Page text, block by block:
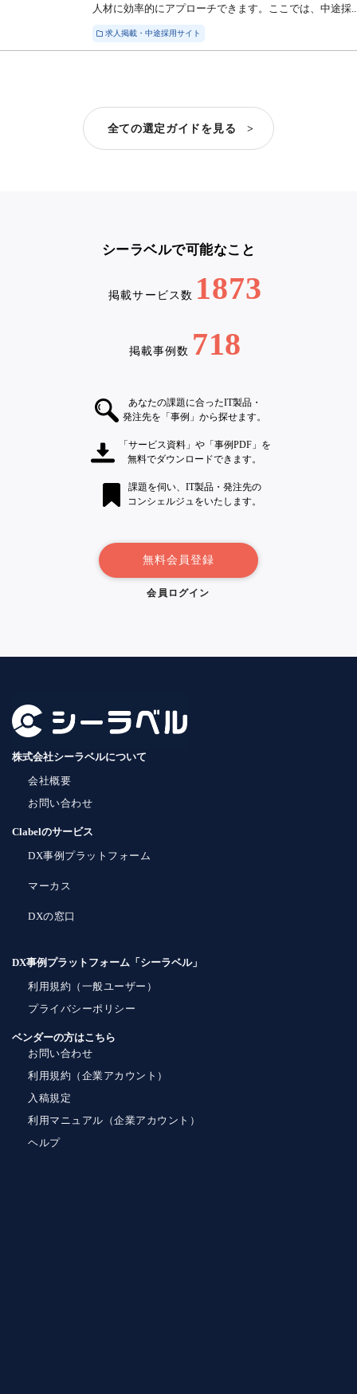
人材に効率的にアプローチできます。ここでは、中途採
求人掲載・中途採用サイト
全ての選定ガイドを見る >
シーラベルで可能なこと
掲載サービス数 1873
掲載事例数 718
あなたの課題に合ったIT製品・
発注先を「事例」から探せます。
「サービス資料」や「事例PDF」を
無料でダウンロードできます。
課題を伺い、IT製品・発注先の
コンシェルジュをいたします。
無料会員登録
会員ログイン
株式会社シーラベルについて
会社概要
お問い合わせ
Clabelのサービス
DX事例プラットフォーム
マーカス
DXの窓口
DX事例プラットフォーム「シーラベル」
利用規約（一般ユーザー）
プライバシーポリシー
ベンダーの方はこちら
お問い合わせ
利用規約（企業アカウント）
入稿規定
利用マニュアル（企業アカウント）
ヘルプ